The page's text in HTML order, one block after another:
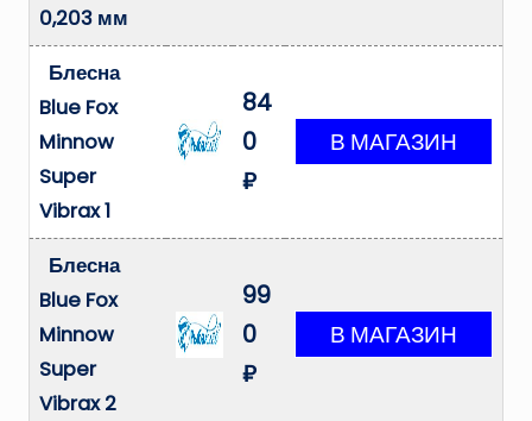
0,203 мм
Блесна
Blue Fox
Minnow
Super
Vibrax 1
84
0
₽
Блесна
Blue Fox
Minnow
Super
Vibrax 2
99
0
₽